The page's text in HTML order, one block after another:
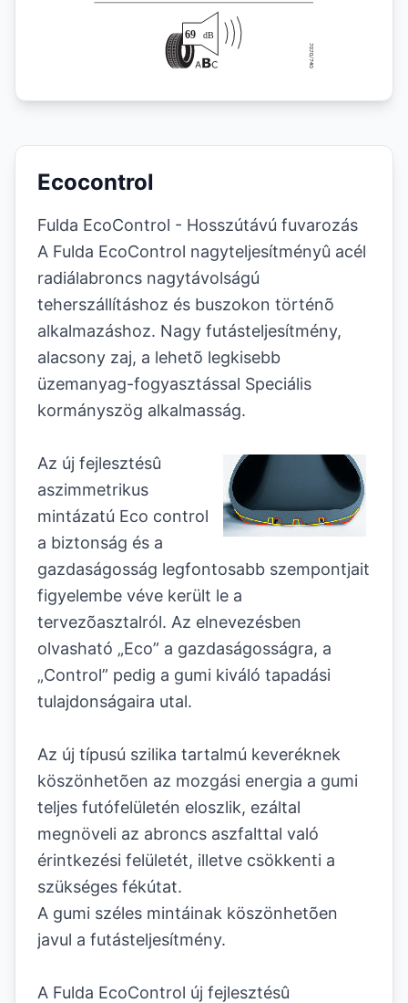
Ecocontrol
Fulda EcoControl - Hosszútávú fuvarozás
A Fulda EcoControl nagyteljesítményû acél
radiálabroncs nagytávolságú
teherszállításhoz és buszokon történõ
alkalmazáshoz. Nagy futásteljesítmény,
alacsony zaj, a lehetõ legkisebb
üzemanyag-fogyasztással Speciális
kormányszög alkalmasság.
Az új fejlesztésû
aszimmetrikus
mintázatú Eco control
a biztonság és a
gazdaságosság legfontosabb szempontjait
figyelembe véve került le a
tervezõasztalról. Az elnevezésben
olvasható „Eco” a gazdaságosságra, a
„Control” pedig a gumi kiváló tapadási
tulajdonságaira utal.
Az új típusú szilika tartalmú keveréknek
köszönhetõen az mozgási energia a gumi
teljes futófelületén eloszlik, ezáltal
megnöveli az abroncs aszfalttal való
érintkezési felületét, illetve csökkenti a
szükséges fékútat.
A gumi széles mintáinak köszönhetõen
javul a futásteljesítmény.
A Fulda EcoControl új fejlesztésû